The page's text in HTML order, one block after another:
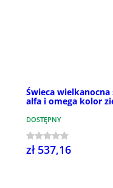
Świeca
alfa i omega kolor
DOSTĘPNY
zł 537,16